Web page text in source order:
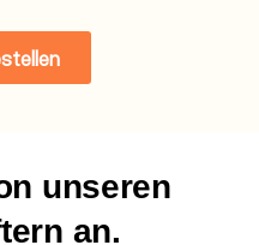
unseren
an.
Apollo: